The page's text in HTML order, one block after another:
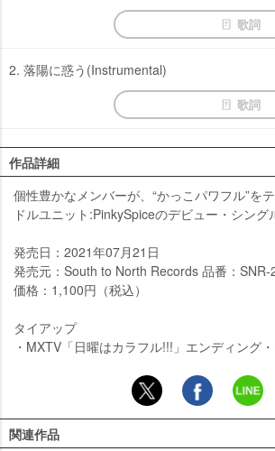
歌詞
2. 落陽に惑う(Instrumental)
歌詞
作品詳細
個性豊かなメンバーが、“かっこパワフル”を
ドルユニット:PinkySpiceのデビュー・シング
発売日：2021年07月21日
発売元：South to North Records 品番：SNR-
価格：1,100円（税込）
タイアップ
・MXTV「日曜はカラフル!!!」エンディング
関連作品